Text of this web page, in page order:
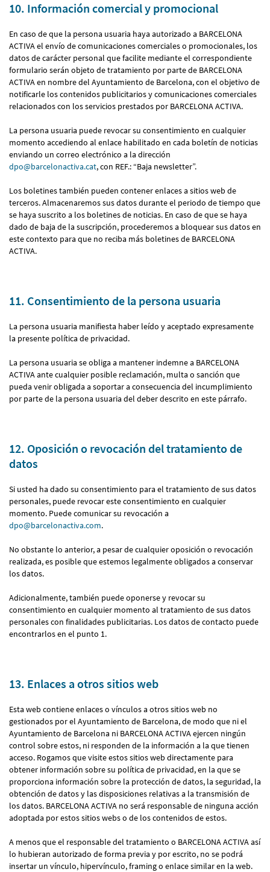
10. Información comercial y promocional
En caso de que la persona usuaria haya autorizado a BARCELONA
ACTIVA el envío de comunicaciones comerciales o promocionales, los
datos de carácter personal que facilite mediante el correspondiente
formulario serán objeto de tratamiento por parte de BARCELONA
ACTIVA en nombre del Ayuntamiento de Barcelona, con el objetivo de
notificarle los contenidos publicitarios y comunicaciones comerciales
relacionados con los servicios prestados por BARCELONA ACTIVA.
La persona usuaria puede revocar su consentimiento en cualquier
momento accediendo al enlace habilitado en cada boletín de noticias
enviando un correo electrónico a la dirección
dpo@barcelonactiva.cat, con REF.: “Baja newsletter”.
Los boletines también pueden contener enlaces a sitios web de
terceros. Almacenaremos sus datos durante el periodo de tiempo que
se haya suscrito a los boletines de noticias. En caso de que se haya
dado de baja de la suscripción, procederemos a bloquear sus datos en
este contexto para que no reciba más boletines de BARCELONA
ACTIVA.
11. Consentimiento de la persona usuaria
La persona usuaria manifiesta haber leído y aceptado expresamente
la presente política de privacidad.
La persona usuaria se obliga a mantener indemne a BARCELONA
ACTIVA ante cualquier posible reclamación, multa o sanción que
pueda venir obligada a soportar a consecuencia del incumplimiento
por parte de la persona usuaria del deber descrito en este párrafo.
12. Oposición o revocación del tratamiento de
datos
Si usted ha dado su consentimiento para el tratamiento de sus datos
personales, puede revocar este consentimiento en cualquier
momento. Puede comunicar su revocación a
dpo@barcelonactiva.com.
No obstante lo anterior, a pesar de cualquier oposición o revocación
realizada, es posible que estemos legalmente obligados a conservar
los datos.
Adicionalmente, también puede oponerse y revocar su
consentimiento en cualquier momento al tratamiento de sus datos
personales con finalidades publicitarias. Los datos de contacto puede
encontrarlos en el punto 1.
13. Enlaces a otros sitios web
Esta web contiene enlaces o vínculos a otros sitios web no
gestionados por el Ayuntamiento de Barcelona, de modo que ni el
Ayuntamiento de Barcelona ni BARCELONA ACTIVA ejercen ningún
control sobre estos, ni responden de la información a la que tienen
acceso. Rogamos que visite estos sitios web directamente para
obtener información sobre su política de privacidad, en la que se
proporciona información sobre la protección de datos, la seguridad, la
obtención de datos y las disposiciones relativas a la transmisión de
los datos. BARCELONA ACTIVA no será responsable de ninguna acción
adoptada por estos sitios webs o de los contenidos de estos.
A menos que el responsable del tratamiento o BARCELONA ACTIVA así
lo hubieran autorizado de forma previa y por escrito, no se podrá
insertar un vínculo, hipervínculo, framing o enlace similar en la web.